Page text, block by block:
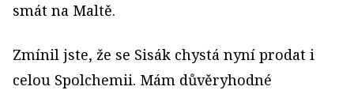
smát na Maltě.
Zmínil jste, že se Sisák chystá nyní prodat i
celou Spolchemii. Mám důvěryhodné